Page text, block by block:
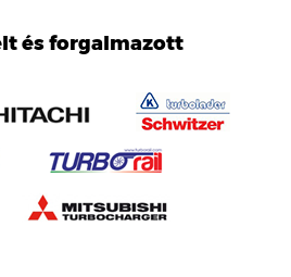
és forgalmazott